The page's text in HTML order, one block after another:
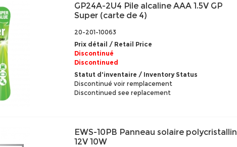
GP24A-2U4 Pile alcaline AAA 1.5V GP
Super (carte de 4)
20-201-10063
Prix détail / Retail Price
Discontinué
Discontinued
Statut d'inventaire / Inventory Status
Discontinué voir remplacement
Discontinued see replacement
EWS-10PB Panneau solaire polycristallin
12V 10W